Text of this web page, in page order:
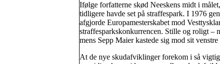
Ifølge forfatterne skød Neeskens midt i
tidligere havde set på straffespark. I 1976
afgjorde Europamesterskabet mod
straffesparkskonkurrencen. Stille og roligt –
mens Sepp Maier kastede sig mod sit
At de nye skudafviklinger forekom i så